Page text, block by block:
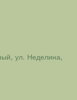
ул. Неделина,